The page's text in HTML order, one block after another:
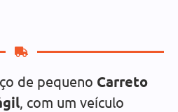
de pequeno Carreto
, com um veículo